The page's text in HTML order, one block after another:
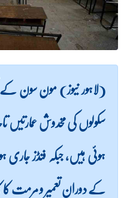
سکولوں کی مخدوش عمارتیں
ہوئی ہیں، جبکہ فنڈز
کے دوران تعمیر و مرمت